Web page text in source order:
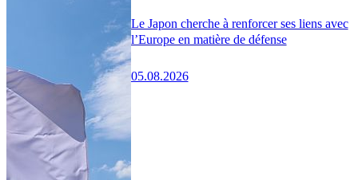
Le Japon cherche à renforcer ses liens avec
l’Europe en matière de défense
05.08.2026